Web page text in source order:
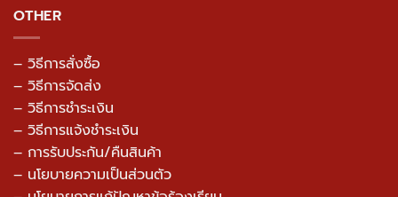
OTHER
– วิธีการสั่งซื้อ
– วิธีการจัดส่ง
– วิธีการชำระเงิน
– วิธีการแจ้งชำระเงิน
– การรับประกัน/คืนสินค้า
– นโยบายความเป็นส่วนตัว